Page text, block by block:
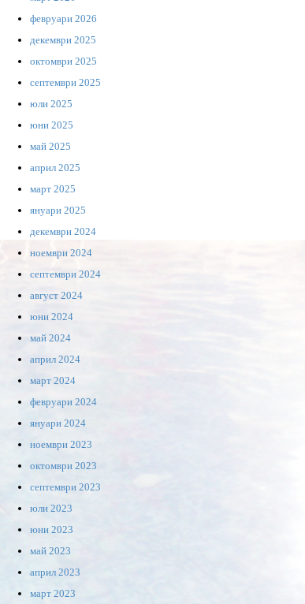
февруари 2026
декември 2025
октомври 2025
септември 2025
юли 2025
юни 2025
май 2025
април 2025
март 2025
януари 2025
декември 2024
ноември 2024
септември 2024
август 2024
юни 2024
май 2024
април 2024
март 2024
февруари 2024
януари 2024
ноември 2023
октомври 2023
септември 2023
юли 2023
юни 2023
май 2023
април 2023
март 2023